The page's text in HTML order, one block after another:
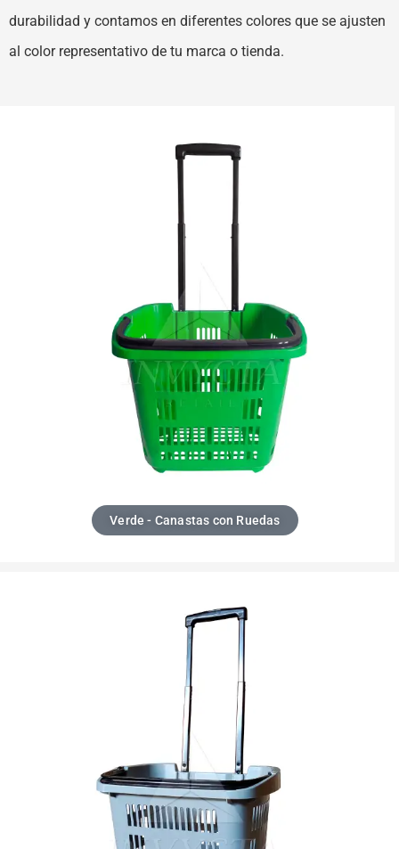
durabilidad y contamos en diferentes colores que se ajusten
al color representativo de tu marca o tienda.
Verde - Canastas con Ruedas